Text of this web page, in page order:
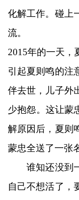
化解工作。碰上
流。
2015年的一天，
引起夏则鸣的注
伴去世，儿子外
少抱怨。这让蒙
解原因后，夏则
蒙忠全送了一张
谁知还没到一
自己不想活了，